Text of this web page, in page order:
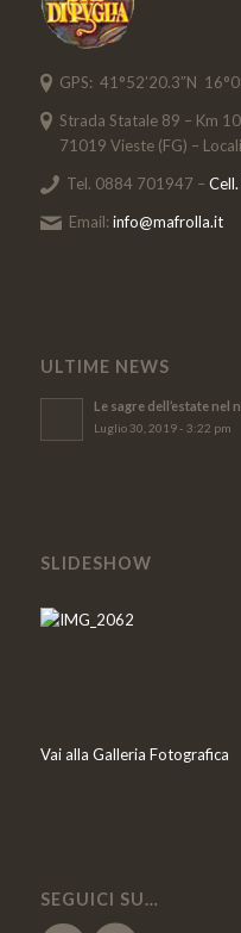
GPS: 41°52’20.3″N
Strada Statale 89 – Km
71019 Vieste (FG) –
Tel. 0884 701947 –
Email:info@mafrolla.it
ULTIME NEWS
Le sagre dell’estate
Luglio 30, 2019 - 3:22 pm
SLIDESHOW
Vai alla Galleria Fotografica
SEGUICI SU…